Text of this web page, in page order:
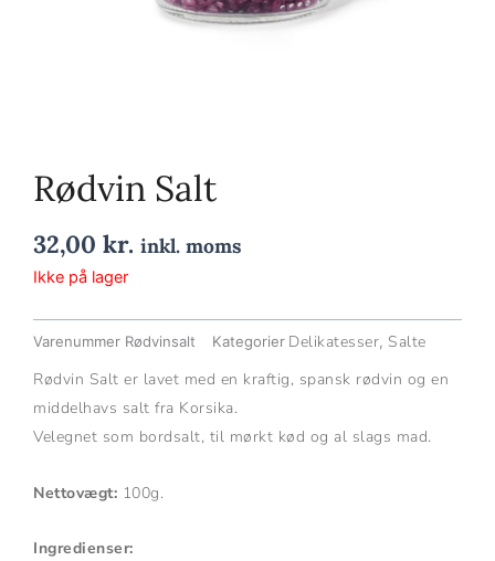
Rødvin Salt
32,00 kr. inkl. moms
Ikke på lager
Varenummer Rødvinsalt Kategorier Delikatesser Salte
Rødvin Salt er lavet med en kraftig, spansk rødvin og en
middelhavs salt fra Korsika.
Velegnet som bordsalt, til mørkt kød og al slags mad.
Nettovægt: 100g.
Ingredienser: